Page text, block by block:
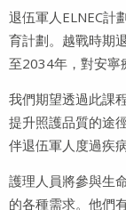
退伍軍人ELNEC計
育計劃。越戰時期
至2034年，對安寧
我們期望透過此課
提升照護品質的途
伴退伍軍人度過疾
護理人員將參與生
的各種需求。他們